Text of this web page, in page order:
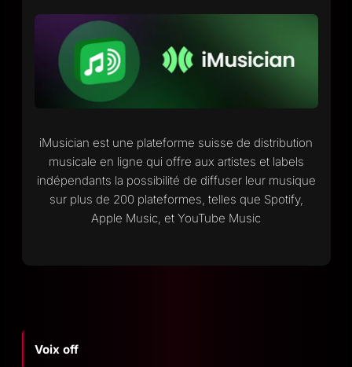
iMusician est une plateforme suisse de distribution
musicale en ligne qui offre aux artistes et labels
indépendants la possibilité de diffuser leur musique
sur plus de 200 plateformes, telles que Spotify,
Apple Music, et YouTube Music
Voix off